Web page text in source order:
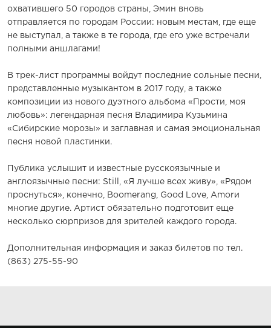
охватившего 50 городов страны, Эмин вновь
отправляется по городам России: новым местам, где еще
не выступал, а также в те города, где его уже встречали
полными аншлагами!
В трек-лист программы войдут последние сольные песни,
представленные музыкантом в 2017 году, а также
композиции из нового дуэтного альбома «Прости, моя
любовь»: легендарная песня Владимира Кузьмина
«Сибирские морозы» и заглавная и самая эмоциональная
песня новой пластинки.
Публика услышит и известные русскоязычные и
англоязычные песни: Still, «Я лучше всех живу», «Рядом
проснуться», конечно, Boomerang, Good Love, Amorи
многие другие. Артист обязательно подготовит еще
несколько сюрпризов для зрителей каждого города.
Дополнительная информация и заказ билетов по тел.
(863) 275-55-90